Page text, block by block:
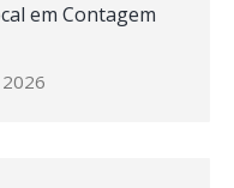
em Contagem